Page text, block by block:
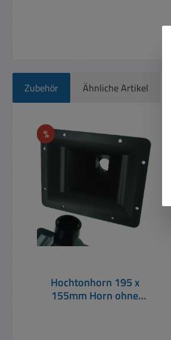
Zubehör Ähnliche Artikel
Produktgalerie überspringen
%Rabatt
Hochtonhorn 195 x
155mm Horn ohne